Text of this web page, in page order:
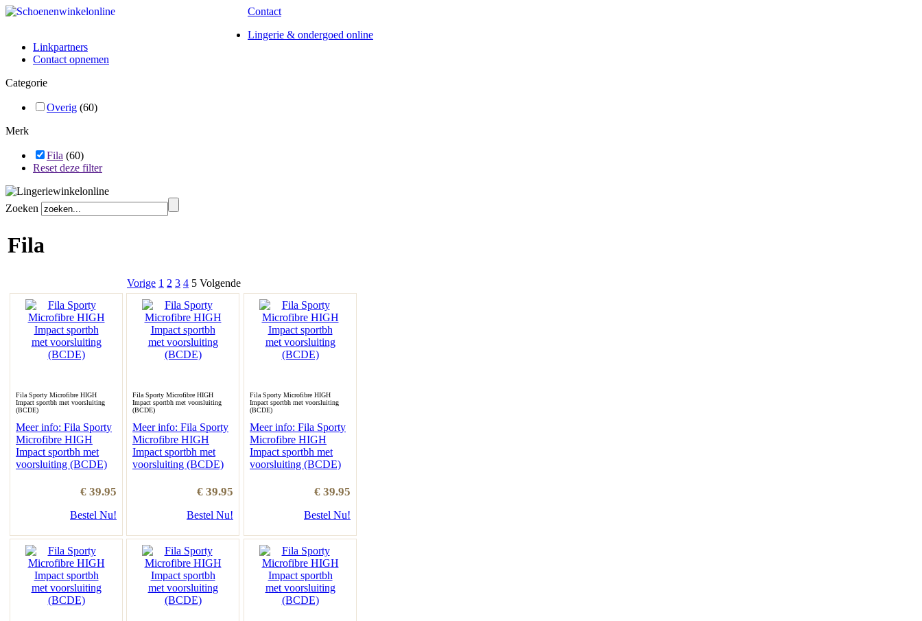
Contact
Lingerie & ondergoed online
Linkpartners
Contact opnemen
Categorie
Overig (60)
Merk
Fila (60)
Reset deze filter
Zoeken
Fila
Vorige 1 2 3 4 5 Volgende
Fila Sporty Microfibre HIGH
Impact sportbh met voorsluiting
(BCDE)
Meer info: Fila Sporty
Microfibre HIGH
Impact sportbh met
voorsluiting (BCDE)
€ 39.95
Bestel Nu!
Fila Sporty Microfibre HIGH
Impact sportbh met voorsluiting
(BCDE)
Meer info: Fila Sporty
Microfibre HIGH
Impact sportbh met
voorsluiting (BCDE)
€ 39.95
Bestel Nu!
Fila Sporty Microfibre HIGH
Impact sportbh met voorsluiting
(BCDE)
Meer info: Fila Sporty
Microfibre HIGH
Impact sportbh met
voorsluiting (BCDE)
€ 39.95
Bestel Nu!